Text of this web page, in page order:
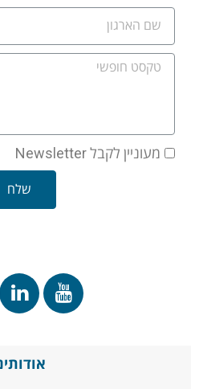
מעוניין לקבל Newsletter
שלח
אודותינו